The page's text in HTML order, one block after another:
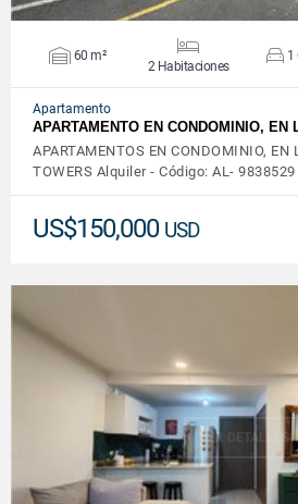
60 m²
2 Habitaciones
1
Apartamento
APARTAMENTO EN CONDOMINIO,
APARTAMENTOS EN CONDOMINIO, EN
TOWERS Alquiler - Código: AL-
US$150,000 USD
VER DETALLES